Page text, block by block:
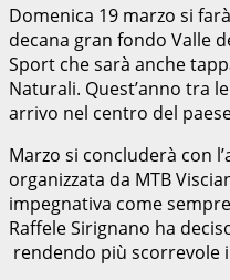
Domenica 19 marzo si
decana gran fondo Valle
Sport che sarà anche
Naturali. Quest’anno tra
arrivo nel centro del
Marzo si concluderà con
organizzata da MTB
impegnativa come
Raffele Sirignano ha
rendendo più scorrevole